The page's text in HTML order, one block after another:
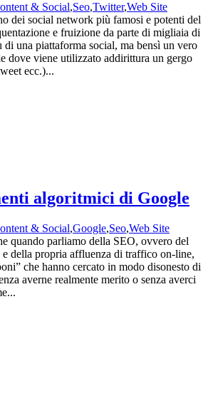
& Social,Seo,Twitter,Web Site
dei social network più famosi e potenti del
e fruizione da parte di migliaia di
di una piattaforma social, ma bensì un vero
dove viene utilizzato addirittura un gergo
ecc.)...
algoritmici di Google
& Social,Google,Seo,Web Site
quando parliamo della SEO, ovvero del
della propria affluenza di traffico on-line,
che hanno cercato in modo disonesto di
averne realmente merito o senza averci